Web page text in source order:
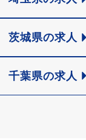
茨城県の求人
千葉県の求人